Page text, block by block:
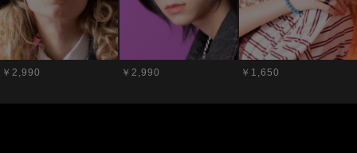
￥2,990 ￥2,990 ￥1,650